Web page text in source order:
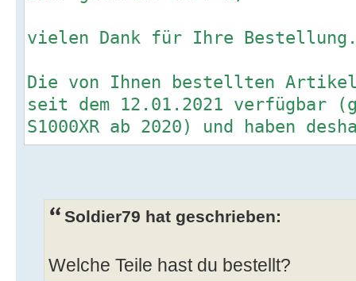
vielen Dank für Ihre
Die von Ihnen bestellten
seit dem 12.01.2021 verfügbar
S1000XR ab 2020) und haben
genauen Liefertermin.
Wir werden Sie umgehend
Vielen Dank für Ihre Geduld.
Soldier79 hat geschrieben:
Welche Teile hast du bestellt?